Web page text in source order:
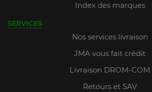
Index des marques
SERVICES
Nos services livraison
JMA vous fait crédit
Livraison DROM-COM
Retours et SAV